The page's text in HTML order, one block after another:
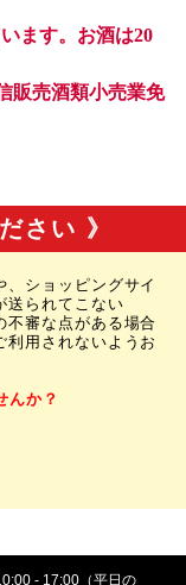
さい 》
ショッピングサイ
送られてこない
不審な点がある場合
利用されないようお
んか？
- 17:00（平日の